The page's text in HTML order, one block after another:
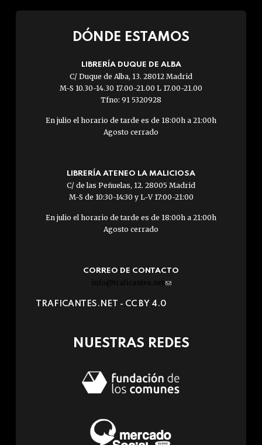
DÓNDE ESTAMOS
LIBRERÍA DUQUE DE ALBA
C/ Duque de Alba, 13. 28012 Madrid
M-S 10.30-14.30 17.00-21.00 L 17.00-21.00
Tfno: 91 5320928
En julio el horario de tarde es de 18:00h a 21:00h
Agosto cerrado
LIBRERÍA ATENEO LA MALICIOSA
C/ de las Peñuelas, 12. 28005 Madrid
M-S de 10:30-14:30 y L-V 17:00-21:00
En julio el horario de tarde es de 18:00h a 21:00h
Agosto cerrado
CORREO DE CONTACTO
info@traficantes.net (link
e-
TRAFICANTES.NET - CC BY 4.0
NUESTRAS REDES